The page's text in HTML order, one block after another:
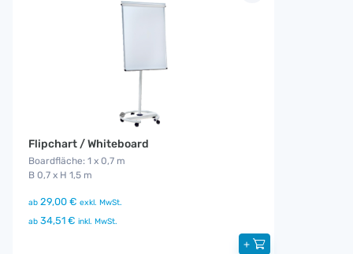
Flipchart / Whiteboard
Boardfläche: 1 x 0,7 m
B 0,7 x H 1,5 m
ab 29,00 € exkl. MwSt.
ab 34,51 € inkl. MwSt.
+